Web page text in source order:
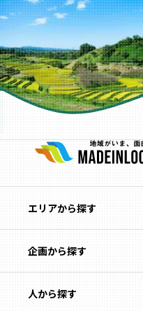
エリアから探す
北海道
青森
企画から探す
特集コンテンツ
人から探す